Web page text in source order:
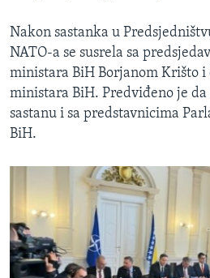
Nakon sastanka u
NATO-a se susrela sa
ministara BiH Borjanom Krišto i
ministara BiH. Predviđeno je da
sastanu i sa predstavnicima
BiH.